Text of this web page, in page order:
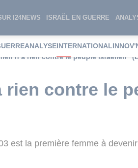
I24NEWS ISRAËL EN GUERRE
ANALYSEINTERNATIONAL
n’a rien contre le peuple israélien"
rien contre le
est la première femme à